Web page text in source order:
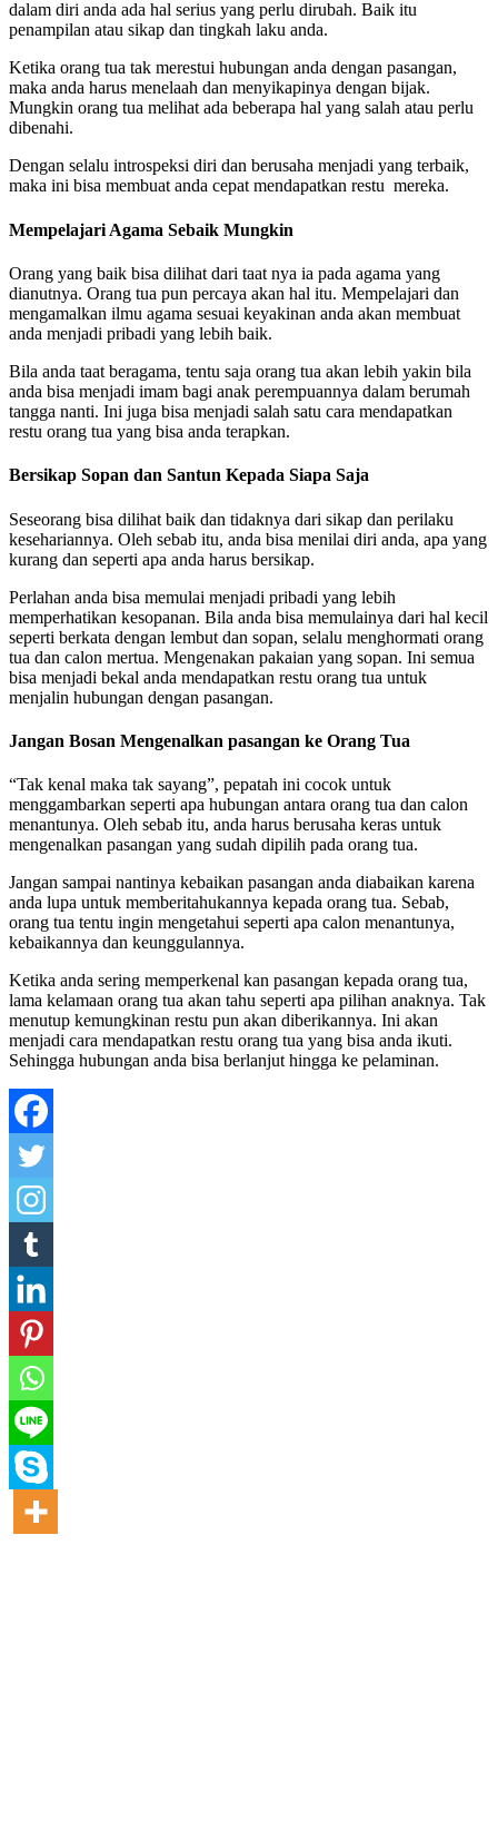
dalam diri anda ada hal serius yang perlu dirubah. Baik itu
penampilan atau sikap dan tingkah laku anda.
Ketika orang tua tak merestui hubungan anda dengan pasangan,
maka anda harus menelaah dan menyikapinya dengan bijak.
Mungkin orang tua melihat ada beberapa hal yang salah atau perlu
dibenahi.
Dengan selalu introspeksi diri dan berusaha menjadi yang terbaik,
maka ini bisa membuat anda cepat mendapatkan restu mereka.
Mempelajari Agama Sebaik Mungkin
Orang yang baik bisa dilihat dari taat nya ia pada agama yang
dianutnya. Orang tua pun percaya akan hal itu. Mempelajari dan
mengamalkan ilmu agama sesuai keyakinan anda akan membuat
anda menjadi pribadi yang lebih baik.
Bila anda taat beragama, tentu saja orang tua akan lebih yakin bila
anda bisa menjadi imam bagi anak perempuannya dalam berumah
tangga nanti. Ini juga bisa menjadi salah satu cara mendapatkan
restu orang tua yang bisa anda terapkan.
Bersikap Sopan dan Santun Kepada Siapa Saja
Seseorang bisa dilihat baik dan tidaknya dari sikap dan perilaku
kesehariannya. Oleh sebab itu, anda bisa menilai diri anda, apa yang
kurang dan seperti apa anda harus bersikap.
Perlahan anda bisa memulai menjadi pribadi yang lebih
memperhatikan kesopanan. Bila anda bisa memulainya dari hal kecil
seperti berkata dengan lembut dan sopan, selalu menghormati orang
tua dan calon mertua. Mengenakan pakaian yang sopan. Ini semua
bisa menjadi bekal anda mendapatkan restu orang tua untuk
menjalin hubungan dengan pasangan.
Jangan Bosan Mengenalkan pasangan ke Orang Tua
“Tak kenal maka tak sayang”, pepatah ini cocok untuk
menggambarkan seperti apa hubungan antara orang tua dan calon
menantunya. Oleh sebab itu, anda harus berusaha keras untuk
mengenalkan pasangan yang sudah dipilih pada orang tua.
Jangan sampai nantinya kebaikan pasangan anda diabaikan karena
anda lupa untuk memberitahukannya kepada orang tua. Sebab,
orang tua tentu ingin mengetahui seperti apa calon menantunya,
kebaikannya dan keunggulannya.
Ketika anda sering memperkenal kan pasangan kepada orang tua,
lama kelamaan orang tua akan tahu seperti apa pilihan anaknya. Tak
menutup kemungkinan restu pun akan diberikannya. Ini akan
menjadi cara mendapatkan restu orang tua yang bisa anda ikuti.
Sehingga hubungan anda bisa berlanjut hingga ke pelaminan.